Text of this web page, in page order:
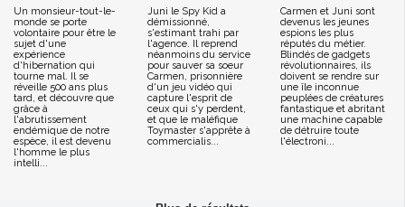
Un monsieur-tout-le-
monde se porte
volontaire pour être le
sujet d'une
expérience
d'hibernation qui
tourne mal. Il se
réveille 500 ans plus
tard, et découvre que
grâce à
l'abrutissement
endémique de notre
espèce, il est devenu
l'homme le plus
intelli...
Juni le Spy Kid a
démissionné,
s'estimant trahi par
l'agence. Il reprend
néanmoins du service
pour sauver sa soeur
Carmen, prisonnière
d'un jeu vidéo qui
capture l'esprit de
ceux qui s'y perdent,
et que le maléfique
Toymaster s'apprête à
commercialis...
Carmen et Juni sont
devenus les jeunes
espions les plus
réputés du métier.
Blindés de gadgets
révolutionnaires, ils
doivent se rendre sur
une île inconnue
peuplées de créatures
fantastique et abritant
une machine capable
de détruire toute
l'électroni...